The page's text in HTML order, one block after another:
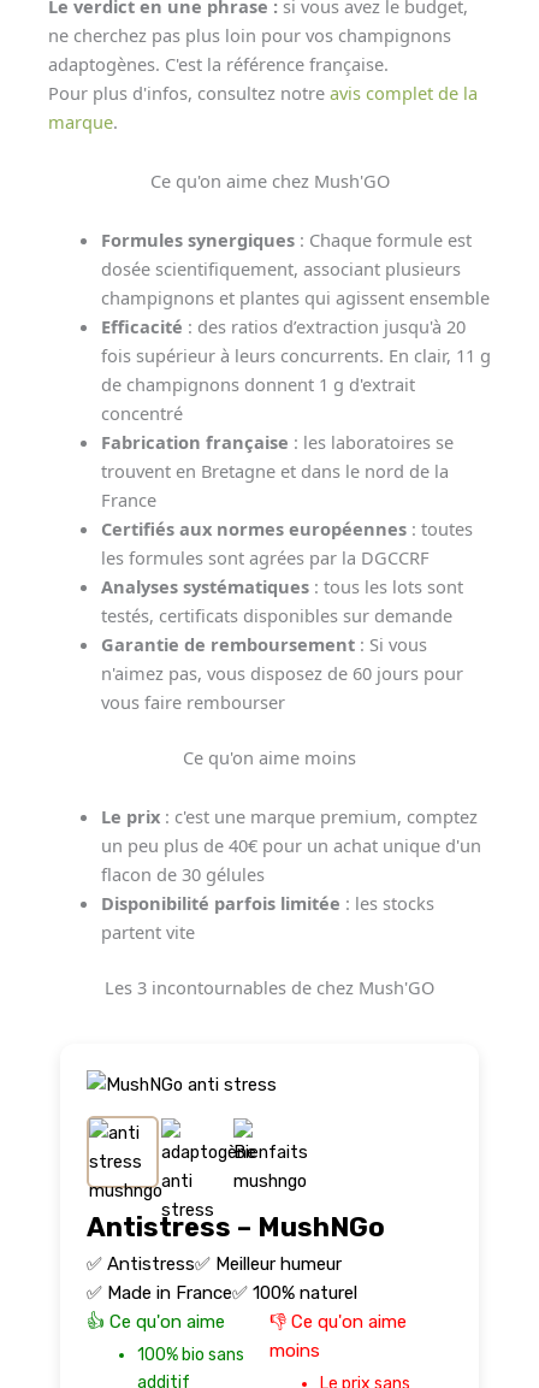
Le verdict en une phrase : si vous avez le budget,
ne cherchez pas plus loin pour vos champignons
adaptogènes. C'est la référence française.
Pour plus d'infos, consultez notre avis complet de la
marque.
Ce qu'on aime chez Mush'GO
Formules synergiques: Chaque formule est
dosée scientifiquement, associant plusieurs
champignons et plantes qui agissent ensemble
Efficacité : des ratios d’extraction jusqu'à 20
fois supérieur à leurs concurrents. En clair, 11 g
de champignons donnent 1 g d'extrait
concentré
Fabrication française : les laboratoires se
trouvent en Bretagne et dans le nord de la
France
Certifiés aux normes européennes: toutes
les formules sont agrées par la DGCCRF
Analyses systématiques: tous les lots sont
testés, certificats disponibles sur demande
Garantie de remboursement: Si vous
n'aimez pas, vous disposez de 60 jours pour
vous faire rembourser
Ce qu'on aime moins
Le prix: c'est une marque premium, comptez
un peu plus de 40€ pour un achat unique d'un
flacon de 30 gélules
Disponibilité parfois limitée : les stocks
partent vite
Les 3 incontournables de chez Mush'GO
Antistress – MushNGo
✅ Antistress✅ Meilleur humeur
✅ Made in France✅ 100% naturel
👍 Ce qu'on aime
100% bio sans
additif
👎 Ce qu'on aime
moins